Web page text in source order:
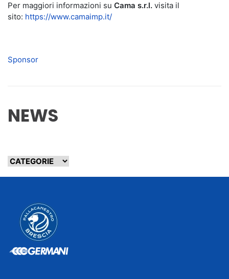
Per maggiori informazioni su Cama s.r.l. visita il
sito: https://www.camaimp.it/
Sponsor
NEWS